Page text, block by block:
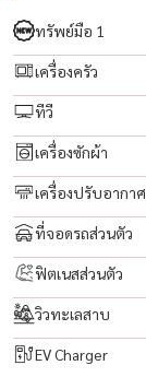
ทรัพย์มือ 1
เครื่องครัว
ทีวี
เครื่องซักผ้า
เครื่องปรับอากาศ
ที่จอดรถส่วนตัว
ฟิตเนสส่วนตัว
วิวทะเลสาบ
EV Charger